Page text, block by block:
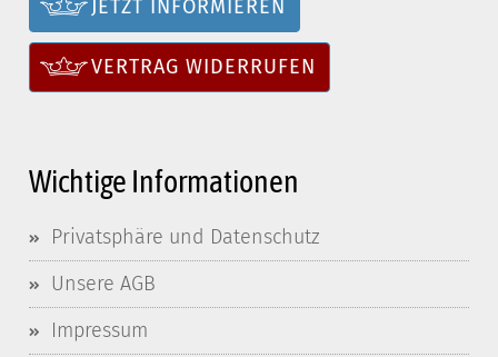
JETZT INFORMIEREN
VERTRAG WIDERRUFEN
Wichtige Informationen
Privatsphäre und Datenschutz
Unsere AGB
Impressum